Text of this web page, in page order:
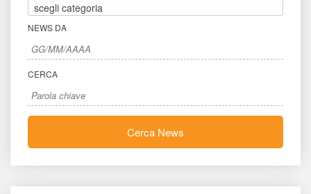
NEWS DA
CERCA
Cerca New